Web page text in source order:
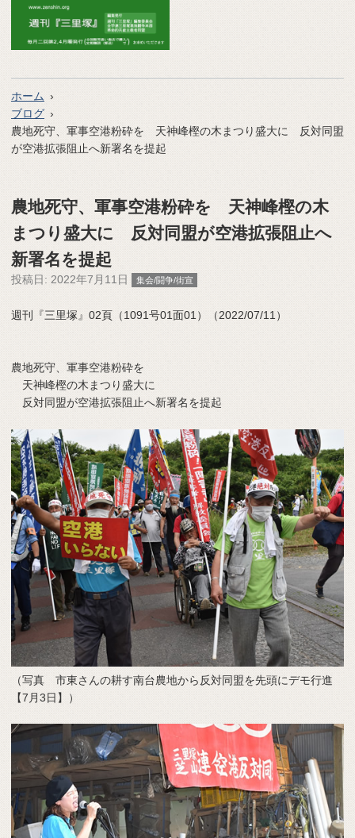
ホーム
ブログ
農地死守、軍事空港粉砕を 天神峰樫の木まつり盛大に 反対同盟
が空港拡張阻止へ新署名を提起
農地死守、軍事空港粉砕を 天神峰樫の木
まつり盛大に 反対同盟が空港拡張阻止へ
新署名を提起
投稿日: 2022年7月11日 集会/闘争/街宣
週刊『三里塚』02頁（1091号01面01）（2022/07/11）
農地死守、軍事空港粉砕を
天神峰樫の木まつり盛大に
反対同盟が空港拡張阻止へ新署名を提起
（写真 市東さんの耕す南台農地から反対同盟を先頭にデモ行進
【7月3日】）